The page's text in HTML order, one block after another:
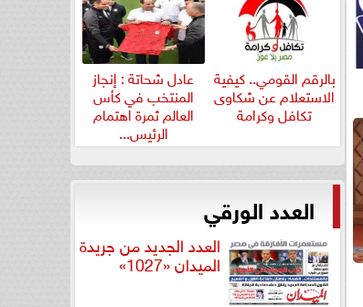
بالرقم القومي.. كيفية
الاستعلام عن شكاوى
تكافل وكرامة
عادل شحاتة : إنجاز
المنتخب في كأس
العالم ثمرة اهتمام
الرئيس...
العدد الورقي
العدد الجديد من جريدة
الميدان «1027»